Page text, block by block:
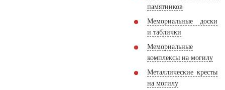
памятников
Мемориальные доски
и таблички
Мемориальные
комплексы на могилу
Металлические кресты
на могилу